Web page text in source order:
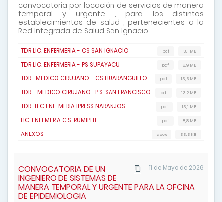
convocatoria por locación de servicios de manera
temporal y urgente , para los distintos
establecimientos de salud , pertenecientes a la
Red Integrada de Salud San Ignacio
TDR LIC. ENFERMERIA - CS SAN IGNACIO 3,1 MB
pdf
TDR LIC. ENFERMERIA - PS SUPAYACU 8,9 MB
pdf
TDR -MEDICO CIRUJANO - CS HUARANGUILLO 13,5 MB
pdf
TDR - MEDICO CIRUJANO- P.S. SAN FRANCISCO 13,2 MB
pdf
TDR .TEC ENFEMERIA IPRESS NARANJOS 13,1 MB
pdf
LIC. ENFEMERIA C.S. RUMIPITE 8,8 MB
pdf
ANEXOS 33,5 KB
docx
11 de Mayo de 2026
CONVOCATORIA DE UN
INGENIERO DE SISTEMAS DE
MANERA TEMPORAL Y URGENTE PARA LA OFCINA
DE EPIDEMIOLOGIA